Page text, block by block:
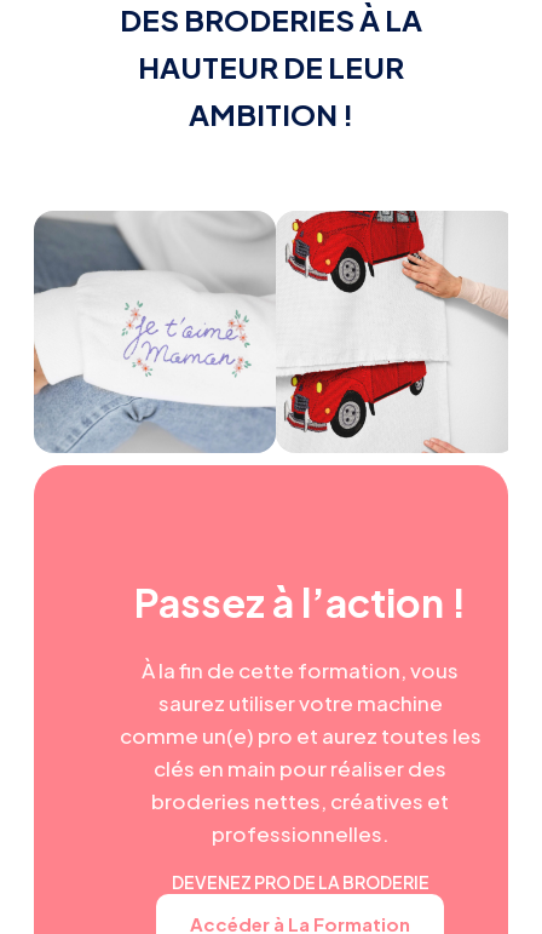
DES BRODERIES À LA
HAUTEUR DE LEUR
AMBITION !
Passez à l’action !
À la fin de cette formation, vous
saurez utiliser votre machine
comme un(e) pro et aurez toutes les
clés en main pour réaliser des
broderies nettes, créatives et
professionnelles.
DEVENEZ PRO DE LA BRODERIE
Accéder à La Formation